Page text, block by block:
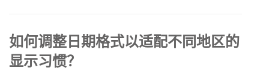
如何调整日期格式以适配不同地区的
显示习惯？